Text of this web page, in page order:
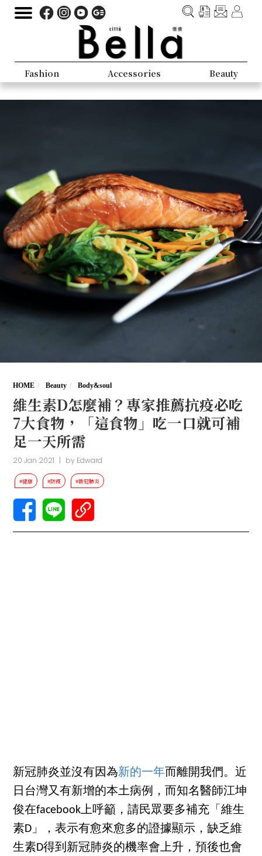
Fashion Accessories Beauty
HOME Beauty Body&soul
維生素D怎麼補？專家推薦抗疫必吃
7大食物，「這食物」吃一口就可補
足一天所需
20 Jan 2021 | by Edward
#健康 #防疫 #新冠肺炎
新冠肺炎並沒有因為新的一年而離開我們。近
日台灣又有新增的本土病例，而知名醫師江坤
俊在facebook上呼籲，請民眾要多補充「維生
素D」，表示有愈來愈多的證據顯示，缺乏維
生素D得到新冠肺炎的機率會上升，預後也會